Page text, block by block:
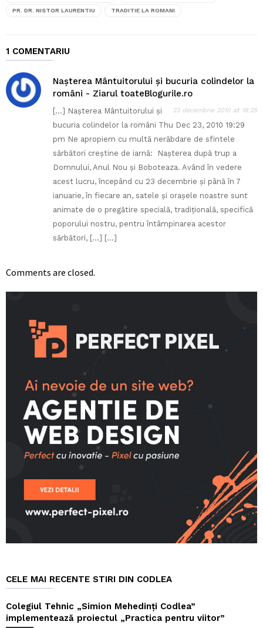
PR. DR. NISTOR LAURENTIU TRADITIE LA ROMANI
1 COMENTARIU
Naşterea Mântuitorului şi bucuria colindelor la
români - Ziarul toateBlogurile.ro
23 decembrie 2010 at 18:25
[…] Naşterea Mântuitorului şi
bucuria colindelor la români Thu Dec 23, 2010 19:29
pm Ne apropiem cu multă nerăbdare de sfintele
sărbători creştine de iarnă: Naşterea după trup a
Domnului, Anul Nou şi Boboteaza. Având în vedere
acest lucru, începând cu 23 decembrie şi până în 7
ianuarie, în fiecare an, satele şi oraşele noastre sunt
animate de o pregătire specială, tradiţională, specifică
poporului nostru, pentru întâmpinarea acestor
sărbători, […] […]
Comments are closed.
CELE MAI RECENTE STIRI DIN CODLEA
Colegiul Tehnic „Simion Mehedinți Codlea”
implementează proiectul „Practica pentru viitor”